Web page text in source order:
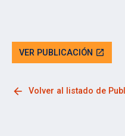
VER PUBLICACIÓN open_in_new
arrow_back Volver al listado de